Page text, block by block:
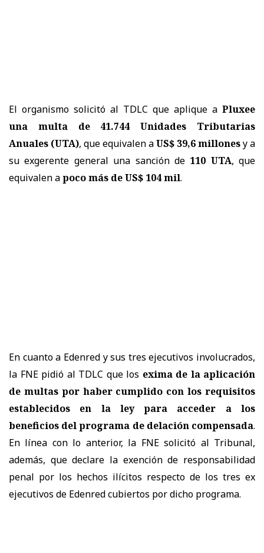
El organismo solicitó al TDLC que aplique a Pluxee
una multa de 41.744 Unidades Tributarias
Anuales (UTA), que equivalen aUS$ 39,6 millonesy a
su exgerente general una sanción de110 UTA, que
equivalen apoco más de US$ 104 mil.
En cuanto a Edenred y sus tres ejecutivos involucrados,
la FNE pidió al TDLC que los exima de la aplicación
de multas por haber cumplido con los requisitos
establecidos en la ley para acceder a los
beneficios del programa de delación compensada.
En línea con lo anterior, la FNE solicitó al Tribunal,
además, que declare la exención de responsabilidad
penal por los hechos ilícitos respecto de los tres ex
ejecutivos de Edenred cubiertos por dicho programa.